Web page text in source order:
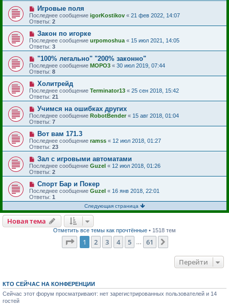
Игровые поля
Последнее сообщение igorKostikov « 21 фев 2022, 14:07
Ответы: 2
Закон по игорке
Последнее сообщение urpomoshua « 15 июл 2021, 14:05
Ответы: 3
"100% легально" "200% законно"
Последнее сообщение MOPO3 « 30 июл 2019, 07:44
Ответы: 8
Холитрейд
Последнее сообщение Terminator13 « 25 сен 2018, 15:42
Ответы: 21
Учимся на ошибках других
Последнее сообщение RobotBender « 15 авг 2018, 01:04
Ответы: 7
Вот вам 171.3
Последнее сообщение ramss « 12 июл 2018, 01:27
Ответы: 23
Зал с игровыми автоматами
Последнее сообщение Guzel « 12 июл 2018, 01:26
Ответы: 2
Спорт Бар и Покер
Последнее сообщение Guzel « 16 янв 2018, 22:01
Ответы: 1
Следующая страница
Новая тема
Отметить все темы как прочтённые • 1518 тем
Страница из 61
1 2 3 4 5 61
Перейти
КТО СЕЙЧАС НА КОНФЕРЕНЦИИ
Сейчас этот форум просматривают: нет зарегистрированных пользователей и 14
гостей